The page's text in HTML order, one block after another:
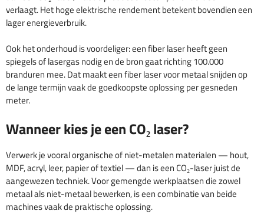
verlaagt. Het hoge elektrische rendement betekent bovendien een
lager energieverbruik.
Ook het onderhoud is voordeliger: een fiber laser heeft geen
spiegels of lasergas nodig en de bron gaat richting 100.000
branduren mee. Dat maakt een fiber laser voor metaal snijden op
de lange termijn vaak de goedkoopste oplossing per gesneden
meter.
Wanneer kies je een CO₂ laser?
Verwerk je vooral organische of niet-metalen materialen — hout,
MDF, acryl, leer, papier of textiel — dan is een CO₂-laser juist de
aangewezen techniek. Voor gemengde werkplaatsen die zowel
metaal als niet-metaal bewerken, is een combinatie van beide
machines vaak de praktische oplossing.